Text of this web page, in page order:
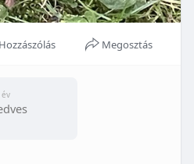
Hozzászólás Megosztás
év